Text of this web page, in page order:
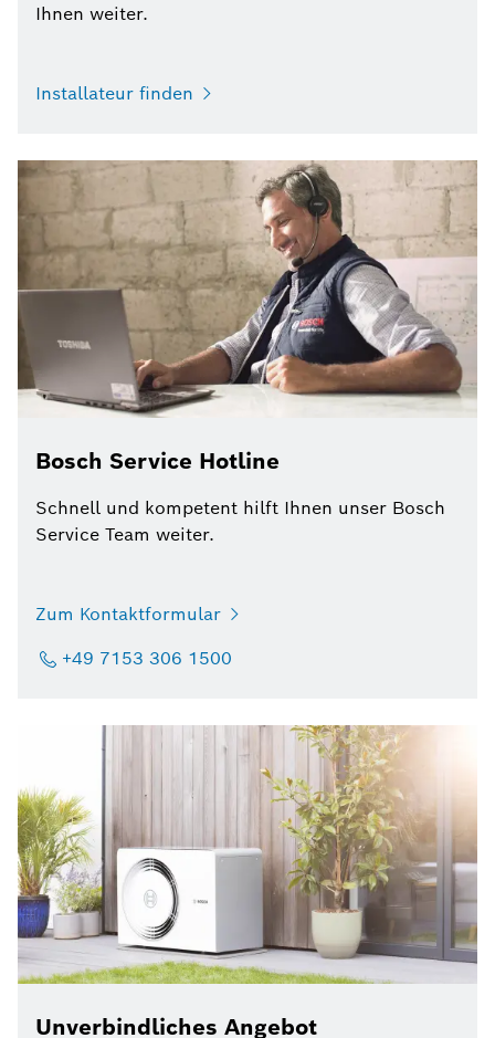
Ihnen weiter.
Installateur finden
Bosch Service Hotline
Schnell und kompetent hilft Ihnen unser Bosch
Service Team weiter.
Zum Kontaktformular
+49 7153 306 1500
Unverbindliches Angebot